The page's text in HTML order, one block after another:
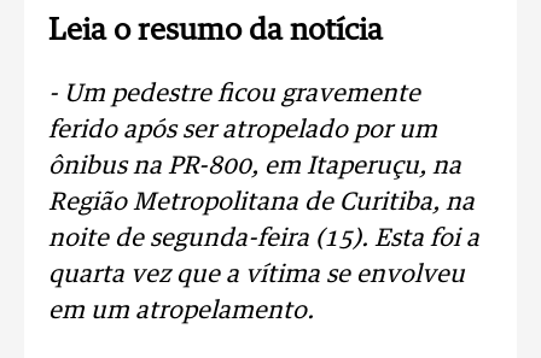
Leia o resumo da notícia
- Um pedestre ficou gravemente
ferido após ser atropelado por um
ônibus na PR-800, em Itaperuçu, na
Região Metropolitana de Curitiba, na
noite de segunda-feira (15). Esta foi a
quarta vez que a vítima se envolveu
em um atropelamento.